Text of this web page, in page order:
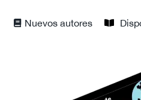
Nuevos autores